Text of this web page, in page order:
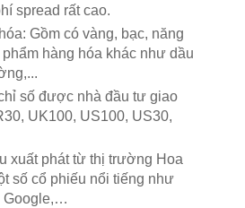
spread rất cao.
Gồm có vàng, bạc, năng
hàng hóa khác như dầu
số được nhà đầu tư giao
UK100, US100, US30,
xuất phát từ thị trường Hoa
số cổ phiếu nổi tiếng như
Google,…